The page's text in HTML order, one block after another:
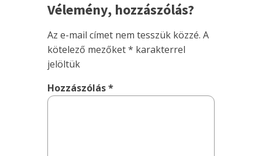
Vélemény, hozzászólás?
Az e-mail címet nem tesszük közzé. A
kötelező mezőket* karakterrel
jelöltük
Hozzászólás*